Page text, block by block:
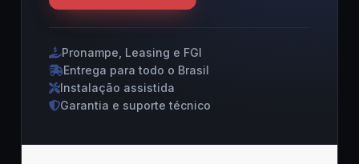
Pronampe, Leasing e FGI
Entrega para todo o Brasil
Instalação assistida
Garantia e suporte técnico